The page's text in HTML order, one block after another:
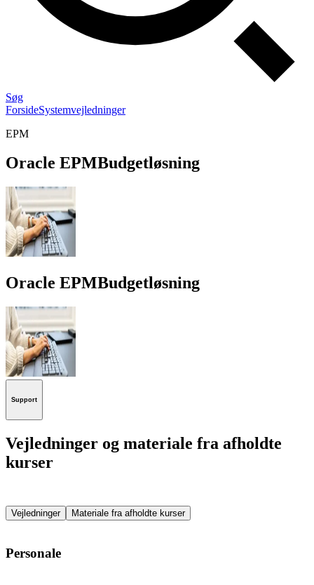
Søg
ForsideSystemvejledninger
EPM
Oracle EPMBudgetløsning
Oracle EPMBudgetløsning
Support
Vejledninger og materiale fra afholdte
kurser
Vejledninger Materiale fra afholdte kurser
Personale